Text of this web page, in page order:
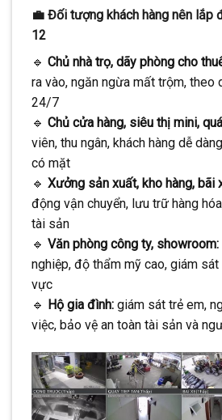
💼 Đối tượng khách hàng nên lắp
12
🔹 Chủ nhà trọ, dãy phòng cho
ra vào, ngăn ngừa mất trộm, theo
24/7
🔹 Chủ cửa hàng, siêu thị mini,
viên, thu ngân, khách hàng dễ
có mặt
🔹 Xưởng sản xuất, kho hàng, bãi
động vận chuyển, lưu trữ hàng
tài sản
🔹 Văn phòng công ty, showroom:
nghiệp, độ thẩm mỹ cao, giám
vực
🔹 Hộ gia đình: giám sát trẻ em,
việc, bảo vệ an toàn tài sản và